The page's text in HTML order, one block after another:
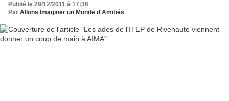
Publié le 29/12/2011 à 17:36
Par Allons Imaginer un Monde d'Amitiés